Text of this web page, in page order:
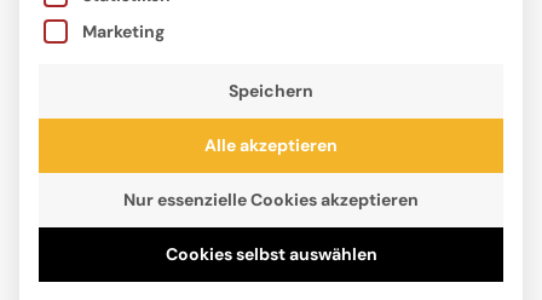
Jost Hinrich, Jahrgang 1964, ist Vater von vier
erwachsenen Kindern. Im echten Leben beschäftigt
Marketing
Speichern
Alle akzeptieren
Nur essenzielle Cookies akzeptieren
Cookies selbst auswählen